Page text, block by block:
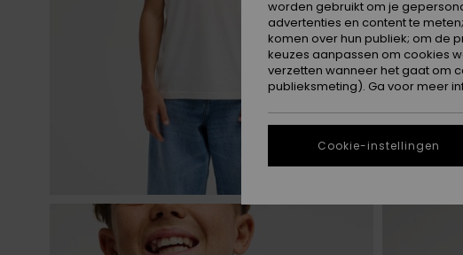
worden gebruikt om je
advertenties en content te
komen over hun publiek; om de
keuzes aanpassen om cookies
verzetten wanneer het gaat om
publieksmeting). Ga voor meer
Cookie-instellingen